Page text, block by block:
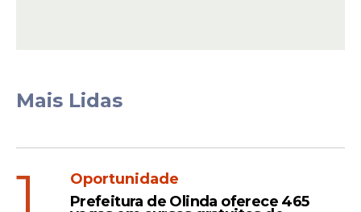
Cirurgião-Dentista, Enfermeiro,
Farmacêutico, Fisioterapeuta, Médico,
Ocupacional.
Mais Lidas
1
Oportunidade
Prefeitura de Olinda oferece 465